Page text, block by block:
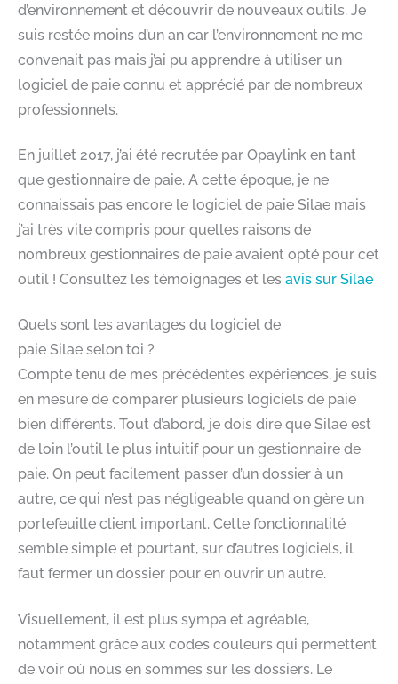
d’environnement et découvrir de nouveaux outils. Je
suis restée moins d’un an car l’environnement ne me
convenait pas mais j’ai pu apprendre à utiliser un
logiciel de paie connu et apprécié par de nombreux
professionnels.
En juillet 2017, j’ai été recrutée par Opaylink en tant
que gestionnaire de paie. A cette époque, je ne
connaissais pas encore le logiciel de paie Silae mais
j’ai très vite compris pour quelles raisons de
nombreux gestionnaires de paie avaient opté pour cet
outil ! Consultez les témoignages et les avis sur Silae
Quels sont les avantages du logiciel de
paie Silae selon toi ?
Compte tenu de mes précédentes expériences, je suis
en mesure de comparer plusieurs logiciels de paie
bien différents. Tout d’abord, je dois dire que Silae est
de loin l’outil le plus intuitif pour un gestionnaire de
paie. On peut facilement passer d’un dossier à un
autre, ce qui n’est pas négligeable quand on gère un
portefeuille client important. Cette fonctionnalité
semble simple et pourtant, sur d’autres logiciels, il
faut fermer un dossier pour en ouvrir un autre.
Visuellement, il est plus sympa et agréable,
notamment grâce aux codes couleurs qui permettent
de voir où nous en sommes sur les dossiers. Le